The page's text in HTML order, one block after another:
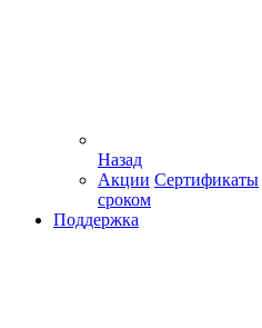
Назад
Акции Сертификаты
сроком
Поддержка